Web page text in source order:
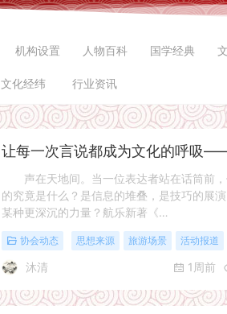
机构设置 人物百科 国学经典
文化经纬 行业资讯
声在天地间。当一位表达者站在话筒前，
的究竟是什么？是信息的堆叠，是技巧的展
某种更深沉的力量？航乐新著《…
协会动态 思想来源 旅游场景 活动报道
沐清 1周前